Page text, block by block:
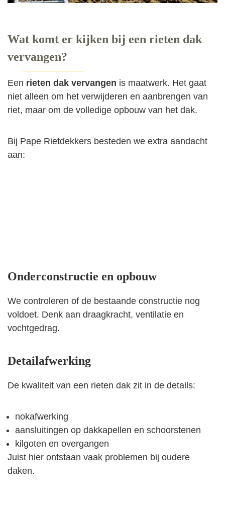
Wat komt er kijken bij een rieten dak
vervangen?
Een rieten dak vervangen is maatwerk. Het gaat
niet alleen om het verwijderen en aanbrengen van
riet, maar om de volledige opbouw van het dak.
Bij Pape Rietdekkers besteden we extra aandacht
aan:
Onderconstructie en opbouw
We controleren of de bestaande constructie nog
voldoet. Denk aan draagkracht, ventilatie en
vochtgedrag.
Detailafwerking
De kwaliteit van een rieten dak zit in de details:
nokafwerking
aansluitingen op dakkapellen en schoorstenen
kilgoten en overgangen
Juist hier ontstaan vaak problemen bij oudere
daken.